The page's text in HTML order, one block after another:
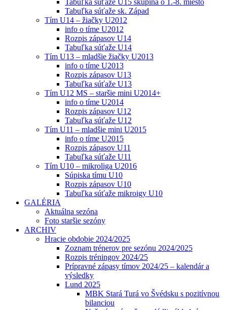
Tabuľka súťaže sk. Západ
Tím U14 – žiačky U2012
info o tíme U2012
Rozpis zápasov U14
Tabuľka súťaže U14
Tím U13 – mladšie žiačky U2013
info o tíme U2013
Rozpis zápasov U13
Tabuľka súťaže U13
Tím U12 MS – staršie mini U2014+
info o tíme U2014
Rozpis zápasov U12
Tabuľka súťaže U12
Tím U11 – mladšie mini U2015
info o tíme U2015
Rozpis zápasov U11
Tabuľka súťaže U11
Tím U10 – mikroliga U2016
Súpiska tímu U10
Rozpis zápasov U10
Tabuľka súťaže mikroigy U10
GALÉRIA
Aktuálna sezóna
Foto staršie sezóny
ARCHIV
Hracie obdobie 2024/2025
Zoznam trénerov pre sezónu 2024/2025
Rozpis tréningov 2024/25
Prípravné zápasy tímov 2024/25 – kalendár a
výsledky
Lund 2025
MBK Stará Turá vo Švédsku s pozitívnou
bilanciou